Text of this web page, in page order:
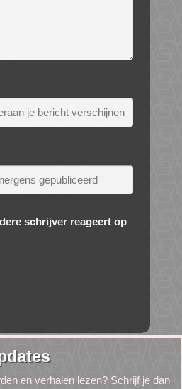
schrijver reageert op
en verhalen lezen? Schrijf je dan